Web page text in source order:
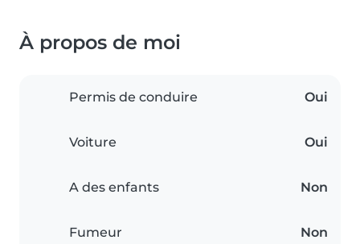
À propos de moi
Permis de conduire Oui
Voiture Oui
A des enfants Non
Fumeur Non